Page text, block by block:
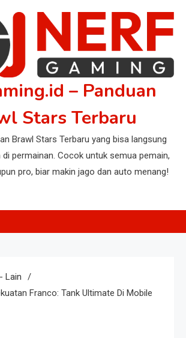
– Panduan
Stars Terbaru
Brawl Stars Terbaru yang bisa langsung
permainan. Cocok untuk semua pemain,
pro, biar makin jago dan auto menang!
Lain
Franco: Tank Ultimate Di Mobile